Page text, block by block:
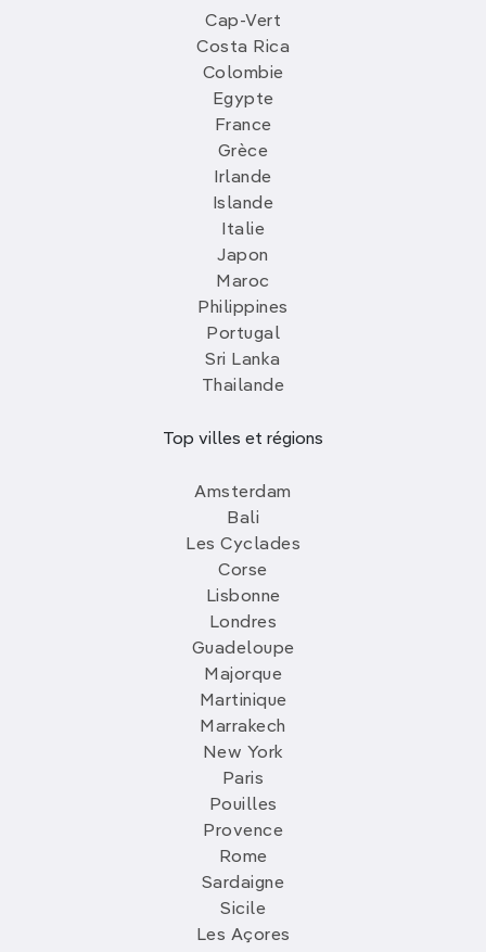
Cap-Vert
Costa Rica
Colombie
Egypte
France
Grèce
Irlande
Islande
Italie
Japon
Maroc
Philippines
Portugal
Sri Lanka
Thailande
Top villes et régions
Amsterdam
Bali
Les Cyclades
Corse
Lisbonne
Londres
Guadeloupe
Majorque
Martinique
Marrakech
New York
Paris
Pouilles
Provence
Rome
Sardaigne
Sicile
Les Açores